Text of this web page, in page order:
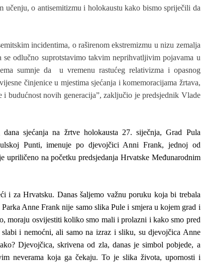
o antisemitizmu i holokaustu kako bismo spriječili da
incidentima, o raširenom ekstremizmu u nizu zemalja
odlučno suprotstavimo takvim neprihvatljivim pojavama u
sumnje da u vremenu rastućeg relativizma i opasnog
činjenice u mjestima sjećanja i komemoracijama žrtava,
budućnost novih generacija”, zaključio je predsjednik Vlade
sjećanja na žrtve holokausta 27. siječnja, Grad Pula
Punti, imenuje po djevojčici Anni Frank, jednoj od
upriličeno na početku predsjedanja Hrvatske Međunarodnim
i za Hrvatsku. Danas šaljemo važnu poruku koja bi trebala
Anne Frank nije samo slika Pule i smjera u kojem grad i
moraju osvijestiti koliko smo mali i prolazni i kako smo pred
i nemoćni, ali samo na izraz i sliku, su djevojčica Anne
Djevojčica, skrivena od zla, danas je simbol pobjede, a
neverama koja ga čekaju. To je slika života, upornosti i